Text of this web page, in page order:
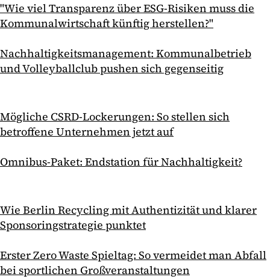
"Wie viel Transparenz über ESG-Risiken muss die
Kommunalwirtschaft künftig herstellen?"
Nachhaltigkeitsmanagement: Kommunalbetrieb
und Volleyballclub pushen sich gegenseitig
Mögliche CSRD-Lockerungen: So stellen sich
betroffene Unternehmen jetzt auf
Omnibus-Paket: Endstation für Nachhaltigkeit?
Wie Berlin Recycling mit Authentizität und klarer
Sponsoringstrategie punktet
Erster Zero Waste Spieltag: So vermeidet man Abfall
bei sportlichen Großveranstaltungen